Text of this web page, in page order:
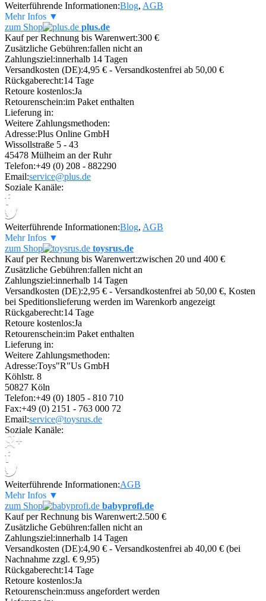
Weiterführende Informationen:Blog, AGB
Mehr Infos ▼
zum Shop
plus.de
Kauf per Rechnung bis Warenwert:300 €
Zusätzliche Gebühren:fallen nicht an
Zahlungsziel:innerhalb 14 Tagen
Versandkosten (DE):4,95 € - Versandkostenfrei ab 50,00 €
Rückgaberecht:14 Tage
Retoure kostenlos:Ja
Retourenschein:im Paket enthalten
Lieferung in:
Weitere Zahlungsmethoden:
Adresse:Plus Online GmbH
Wissollstraße 5 - 43
45478 Mülheim an der Ruhr
Telefon:+49 (0) 208 - 882290
Email:service@plus.de
Soziale Kanäle:
Weiterführende Informationen:Blog, AGB
Mehr Infos ▼
zum Shop
toysrus.de
Kauf per Rechnung bis Warenwert:zwischen 20 und 400 €
Zusätzliche Gebühren:fallen nicht an
Zahlungsziel:innerhalb 14 Tagen
Versandkosten (DE):2,95 € - Versandkostenfrei ab 50,00 €, Kosten
bei Speditionslieferung werden im Warenkorb angezeigt
Rückgaberecht:14 Tage
Retoure kostenlos:Ja
Retourenschein:im Paket enthalten
Lieferung in:
Weitere Zahlungsmethoden:
Adresse:Toys"R"Us GmbH
Köhlstr. 8
50827 Köln
Telefon:+49 (0) 1805 - 810 710
Fax:+49 (0) 2151 - 763 000 72
Email:service@toysrus.de
Soziale Kanäle:
Weiterführende Informationen:AGB
Mehr Infos ▼
zum Shop
babyprofi.de
Kauf per Rechnung bis Warenwert:2.500 €
Zusätzliche Gebühren:fallen nicht an
Zahlungsziel:innerhalb 14 Tagen
Versandkosten (DE):4,90 € - Versandkostenfrei ab 40,00 € (bei
Nachnahme zzgl. € 9,95)
Rückgaberecht:14 Tage
Retoure kostenlos:Ja
Retourenschein:muss angefordert werden